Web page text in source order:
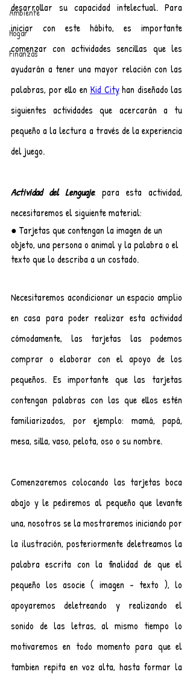
Ambiente
Hogar
Finanzas
desarrollar su capacidad intelectual. Para
iniciar con este hábito, es importante
comenzar con actividades sencillas que les
ayudarán a tener una mayor relación con las
palabras, por ello en Kid City han diseñado las
siguientes actividades que acercarán a tu
pequeño a la lectura a través de la experiencia
del juego.
Actividad del Lenguaje: para esta actividad,
necesitaremos el siguiente material:
● Tarjetas que contengan la imagen de un
objeto, una persona o animal y la palabra o el
texto que lo describa a un costado.
Necesitaremos acondicionar un espacio amplio
en casa para poder realizar esta actividad
cómodamente, las tarjetas las podemos
comprar o elaborar con el apoyo de los
pequeños. Es importante que las tarjetas
contengan palabras con las que ellos estén
familiarizados, por ejemplo: mamá, papá,
mesa, silla, vaso, pelota, oso o su nombre.
Comenzaremos colocando las tarjetas boca
abajo y le pediremos al pequeño que levante
una, nosotros se la mostraremos iniciando por
la ilustración, posteriormente deletreamos la
palabra escrita con la finalidad de que el
pequeño los asocie ( imagen - texto ), lo
apoyaremos deletreando y realizando el
sonido de las letras, al mismo tiempo lo
motivaremos en todo momento para que el
tambien repita en voz alta, hasta formar la